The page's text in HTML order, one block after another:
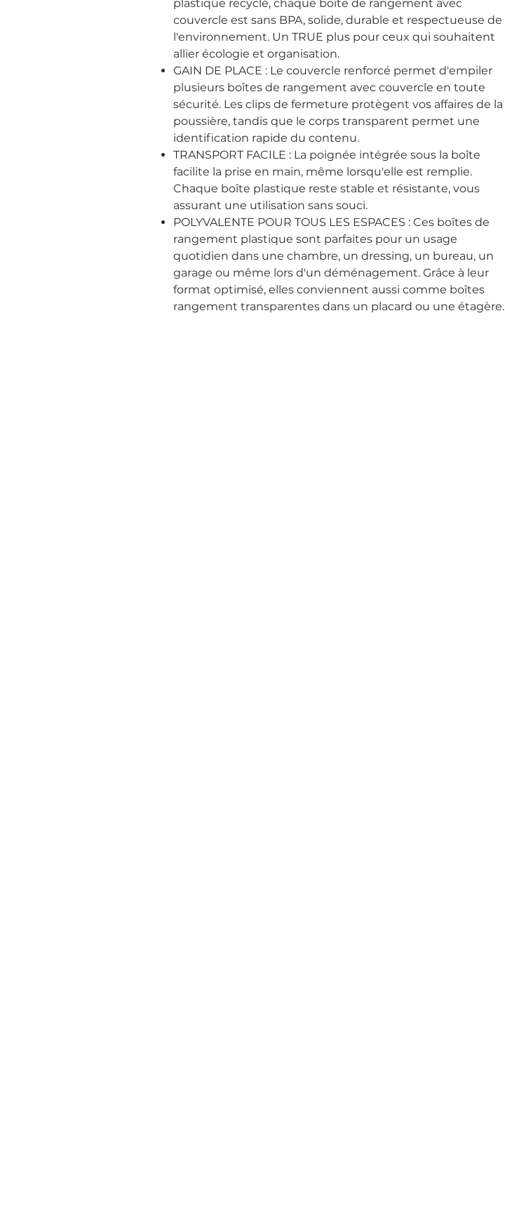
plastique recyclé, chaque boîte de rangement avec
couvercle est sans BPA, solide, durable et respectueuse de
l'environnement. Un TRUE plus pour ceux qui souhaitent
allier écologie et organisation.
GAIN DE PLACE : Le couvercle renforcé permet d'empiler
plusieurs boîtes de rangement avec couvercle en toute
sécurité. Les clips de fermeture protègent vos affaires de la
poussière, tandis que le corps transparent permet une
identification rapide du contenu.
TRANSPORT FACILE : La poignée intégrée sous la boîte
facilite la prise en main, même lorsqu'elle est remplie.
Chaque boîte plastique reste stable et résistante, vous
assurant une utilisation sans souci.
POLYVALENTE POUR TOUS LES ESPACES : Ces boîtes de
rangement plastique sont parfaites pour un usage
quotidien dans une chambre, un dressing, un bureau, un
garage ou même lors d'un déménagement. Grâce à leur
format optimisé, elles conviennent aussi comme boîtes
rangement transparentes dans un placard ou une étagère.